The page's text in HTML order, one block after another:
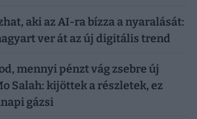
aki az AI-ra bízza a nyaralását:
ver át az új digitális trend
mennyi pénzt vág zsebre új
Salah: kijöttek a részletek, ez
gázsi